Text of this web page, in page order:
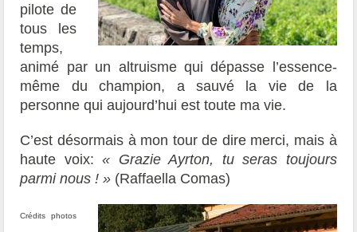
pilote de
tous les
temps,
animé par un altruisme qui dépasse l’essence-
même du champion, a sauvé la vie de la
personne qui aujourd’hui est toute ma vie.
C’est désormais à mon tour de dire merci, mais à
haute voix:« Grazie Ayrton, tu seras toujours
parmi nous ! » (Raffaella Comas)
Crédits photos